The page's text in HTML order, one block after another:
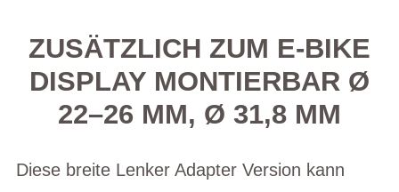
ZUSÄTZLICH ZUM E-BIKE
DISPLAY MONTIERBAR Ø
22–26 MM, Ø 31,8 MM
Diese breite Lenker Adapter Version kann